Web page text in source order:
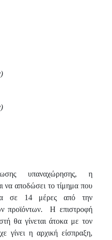
υπαναχώρησης, η
να αποδώσει το τίμημα που
σε 14 μέρες από την
προϊόντων. Η επιστροφή
θα γίνεται άτοκα με τον
γίνει η αρχική είσπραξη,